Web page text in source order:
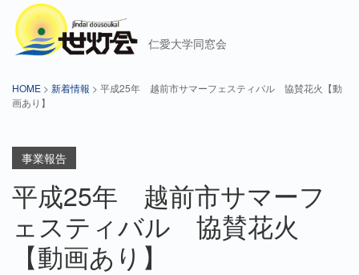
仁愛大学同窓会
HOME > 新着情報 > 平成25年 越前市サマーフェスティバル 協賛花火【動
画あり】
事業報告
平成25年 越前市サマーフ
ェスティバル 協賛花火
【動画あり】